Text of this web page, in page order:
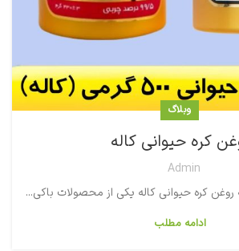
وبلاگ
کره حیوانی کاله
Admin
روغن کره حیوانی کاله یکی از محصولات باکی...
ادامه مطلب